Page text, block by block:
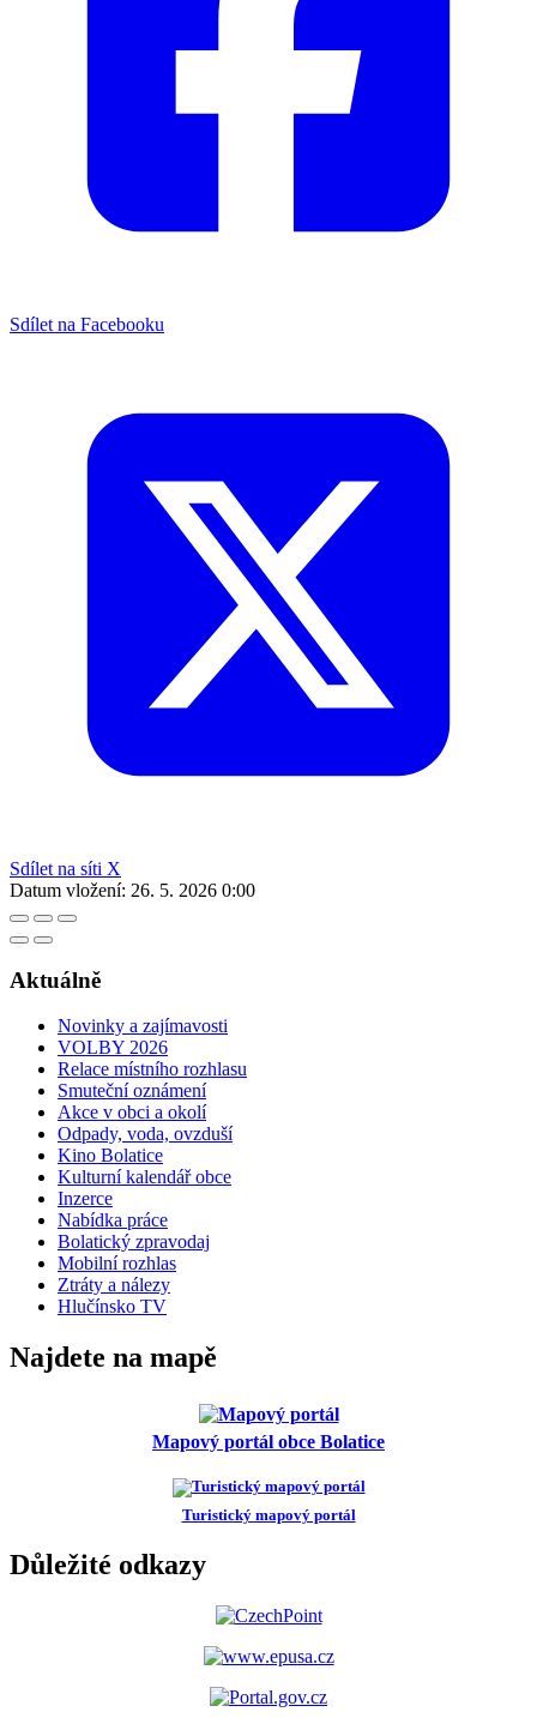
Sdílet na Facebooku
Sdílet na síti X
Datum vložení: 26. 5. 2026 0:00
Aktuálně
Novinky a zajímavosti
VOLBY 2026
Relace místního rozhlasu
Smuteční oznámení
Akce v obci a okolí
Odpady, voda, ovzduší
Kino Bolatice
Kulturní kalendář obce
Inzerce
Nabídka práce
Bolatický zpravodaj
Mobilní rozhlas
Ztráty a nálezy
Hlučínsko TV
Najdete na mapě
Mapový portál obce Bolatice
Turistický mapový portál
Důležité odkazy